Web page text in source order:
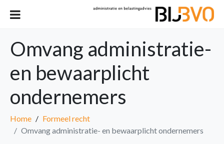
Omvang administratie-
en bewaarplicht
ondernemers
Home
Formeel recht
Omvang administratie- en bewaarplicht ondernemers